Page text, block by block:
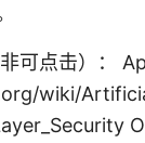
可点击）：
wiki/